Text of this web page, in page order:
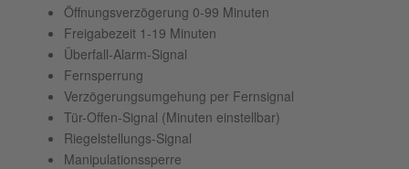
Öffnungsverzögerung 0-99 Minuten
Freigabezeit 1-19 Minuten
Überfall-Alarm-Signal
Fernsperrung
Verzögerungsumgehung per Fernsignal
Tür-Offen-Signal (Minuten einstellbar)
Riegelstellungs-Signal
Manipulationssperre